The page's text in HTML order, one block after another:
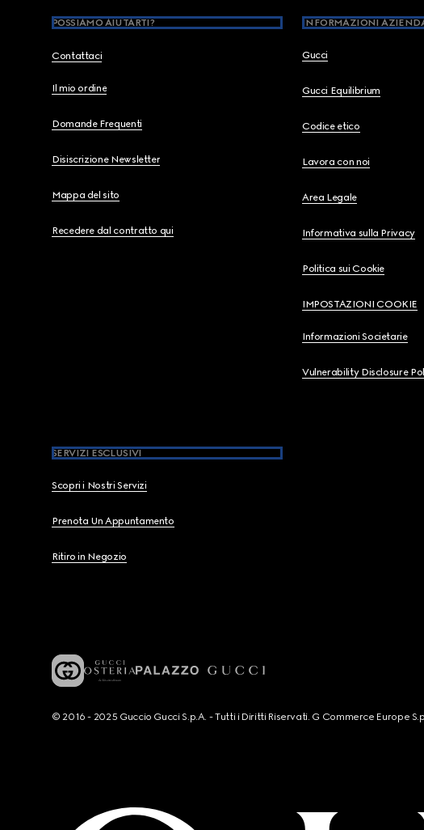
POSSIAMO AIUTARTI?
Contattaci
Il mio ordine
Domande Frequenti
Disiscrizione Newsletter
Mappa del sito
Recedere dal contratto qui
INFORMAZIONI
Gucci
Gucci Equilibrium
Codice etico
Lavora con noi
Area Legale
Informativa sulla Privacy
Politica sui Cookie
IMPOSTAZIONI COOKIE
Informazioni Societarie
Vulnerability Disclosure
SERVIZI ESCLUSIVI
Scopri i Nostri Servizi
Prenota Un Appuntamento
Ritiro in Negozio
© 2016 - 2025 Guccio Gucci S.p.A. - Tutti i Diritti Riservati. G Commerce Europe